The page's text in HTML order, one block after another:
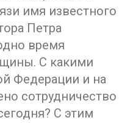
имя известного
Петра
время
С какими
Федерации и на
сотрудничество
С этим